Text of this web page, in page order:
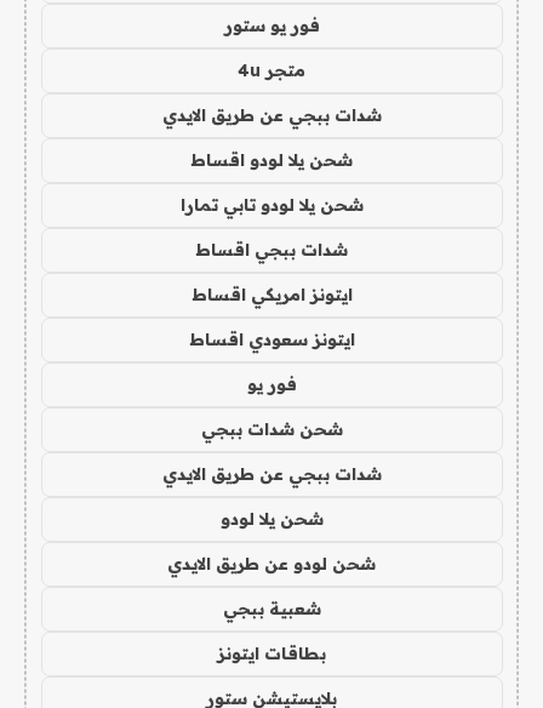
فور يو ستور
متجر 4u
شدات ببجي عن طريق الايدي
شحن يلا لودو اقساط
شحن يلا لودو تابي تمارا
شدات ببجي اقساط
ايتونز امريكي اقساط
ايتونز سعودي اقساط
فور يو
شحن شدات ببجي
شدات ببجي عن طريق الايدي
شحن يلا لودو
شحن لودو عن طريق الايدي
شعبية ببجي
بطاقات ايتونز
بلايستيشن ستور